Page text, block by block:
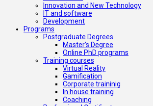
Innovation and New Technology
IT and software
Development
Programs
Postgraduate Degrees
Master’s Degree
Online PhD programs
Training courses
Virtual Reality
Gamification
Corporate traininig
In house training
Coaching